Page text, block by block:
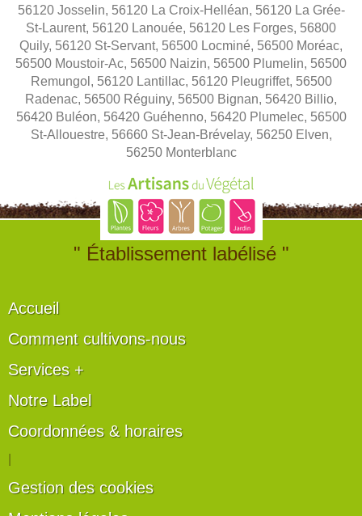
56120 Josselin, 56120 La Croix-Helléan, 56120 La Grée-
St-Laurent, 56120 Lanouée, 56120 Les Forges, 56800
Quily, 56120 St-Servant, 56500 Locminé, 56500 Moréac,
56500 Moustoir-Ac, 56500 Naizin, 56500 Plumelin, 56500
Remungol, 56120 Lantillac, 56120 Pleugriffet, 56500
Radenac, 56500 Réguiny, 56500 Bignan, 56420 Billio,
56420 Buléon, 56420 Guéhenno, 56420 Plumelec, 56500
St-Allouestre, 56660 St-Jean-Brévelay, 56250 Elven,
56250 Monterblanc
" Établissement labélisé "
Accueil
Comment cultivons-nous
Services +
Notre Label
Coordonnées & horaires
Gestion des cookies